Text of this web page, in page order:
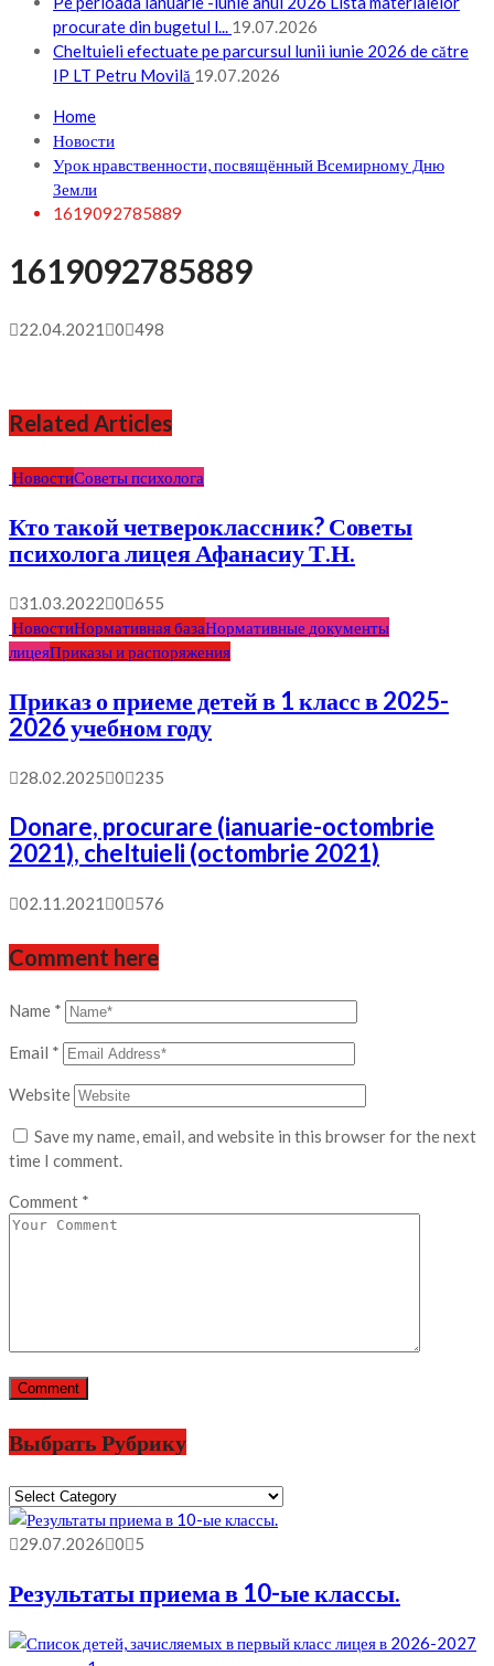
procurate din bugetul l... 19.07.2026
Cheltuieli efectuate pe parcursul lunii iunie 2026 de către
IP LT Petru Movilă 19.07.2026
Home
Новости
Урок нравственности, посвящённый Всемирному Дню
Земли
1619092785889
1619092785889
22.04.2021 0 498
Related Articles
НовостиСоветы психолога
Кто такой четвероклассник? Советы
психолога лицея Афанасиу Т.Н.
31.03.2022 0 655
НовостиНормативная базаНормативные документы
лицеяПриказы и распоряжения
Приказ о приеме детей в 1 класс в 2025-
2026 учебном году
28.02.2025 0 235
Donare, procurare (ianuarie-octombrie
2021), cheltuieli (octombrie 2021)
02.11.2021 0 576
Comment here
Name *
Email *
Website
Save my name, email, and website in this browser for the next
time I comment.
Comment *
Выбрать Рубрику
Выбрать
Рубрику
29.07.2026 0 5
Результаты приема в 10-ые классы.